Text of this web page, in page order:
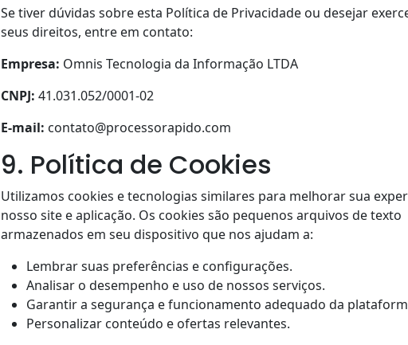
Se tiver dúvidas sobre esta Política de Privacidade ou desejar
seus direitos, entre em contato:
Empresa: Omnis Tecnologia da Informação LTDA
CNPJ: 41.031.052/0001-02
E-mail: contato@processorapido.com
9. Política de Cookies
Utilizamos cookies e tecnologias similares para melhorar sua
nosso site e aplicação. Os cookies são pequenos arquivos de texto
armazenados em seu dispositivo que nos ajudam a:
Lembrar suas preferências e configurações.
Analisar o desempenho e uso de nossos serviços.
Garantir a segurança e funcionamento adequado da
Personalizar conteúdo e ofertas relevantes.